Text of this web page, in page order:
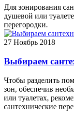
Для зонирования
душевой или
перегородки.
27 Ноябрь 2018
Выбираем
Чтобы разделить
зон, обеспечив
или туалетах,
сантехнические